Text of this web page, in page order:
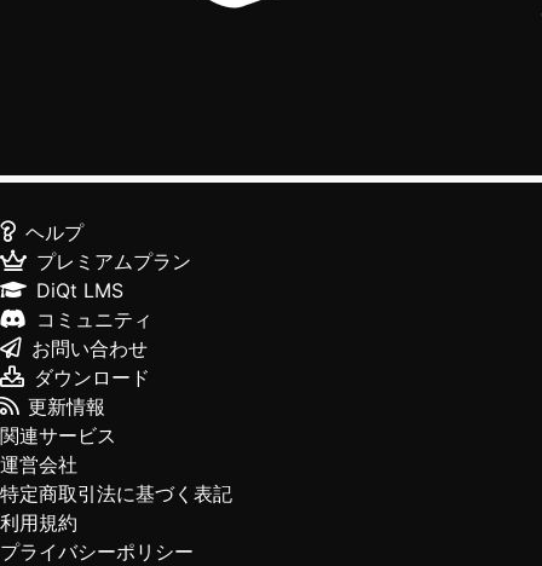
ヘルプ
プレミアムプラン
DiQt LMS
コミュニティ
お問い合わせ
ダウンロード
更新情報
関連サービス
運営会社
特定商取引法に基づく表記
利用規約
プライバシーポリシー